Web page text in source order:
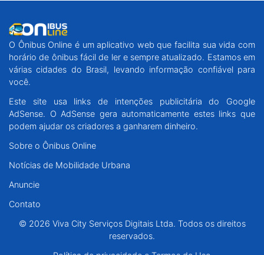
O Ônibus Online é um aplicativo web que facilita sua vida com
horário de ônibus fácil de ler e sempre atualizado. Estamos em
várias cidades do Brasil, levando informação confiável para
você.
Este site usa links de intenções publicitária do Google
AdSense. O AdSense gera automaticamente estes links que
podem ajudar os criadores a ganharem dinheiro.
Sobre o Ônibus Online
Notícias de Mobilidade Urbana
Anuncie
Contato
© 2026 Viva City Serviços Digitais Ltda. Todos os direitos
reservados.